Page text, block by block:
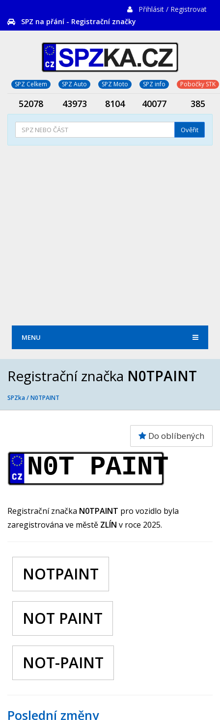
Přihlásit / Registrovat
SPZ na přání - Registrační značky
SPZ Celkem SPZ Auto SPZ Moto SPZ info Pobočky STK
52078 43973 8104 40077 385
Ověřit
MENU
Registrační značka N0TPAINT
SPZka /N0TPAINT
Do oblíbených
N0T PAINT
Registrační značka N0TPAINT pro vozidlo byla
zaregistrována ve městě ZLÍN v roce 2025.
NOTPAINT
NOT PAINT
NOT-PAINT
Poslední změny